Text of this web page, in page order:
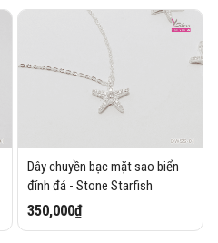
Dây chuyền bạc mặt sao biển
đính đá - Stone Starfish
350,000₫